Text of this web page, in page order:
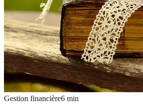
Gestion financière6 min